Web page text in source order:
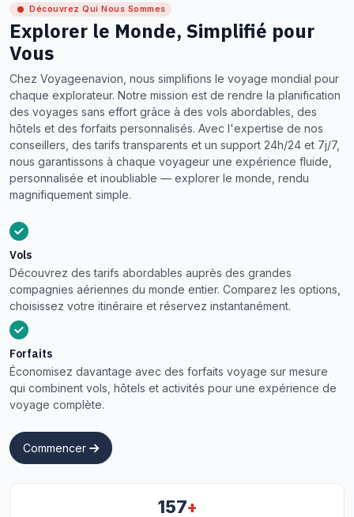
Découvrez Qui Nous Sommes
Explorer le Monde, Simplifié pour
Vous
Chez Voyageenavion, nous simplifions le voyage mondial pour
chaque explorateur. Notre mission est de rendre la planification
des voyages sans effort grâce à des vols abordables, des
hôtels et des forfaits personnalisés. Avec l'expertise de nos
conseillers, des tarifs transparents et un support 24h/24 et 7j/7,
nous garantissons à chaque voyageur une expérience fluide,
personnalisée et inoubliable — explorer le monde, rendu
magnifiquement simple.
Vols
Découvrez des tarifs abordables auprès des grandes
compagnies aériennes du monde entier. Comparez les options,
choisissez votre itinéraire et réservez instantanément.
Forfaits
Économisez davantage avec des forfaits voyage sur mesure
qui combinent vols, hôtels et activités pour une expérience de
voyage complète.
Commencer
157+